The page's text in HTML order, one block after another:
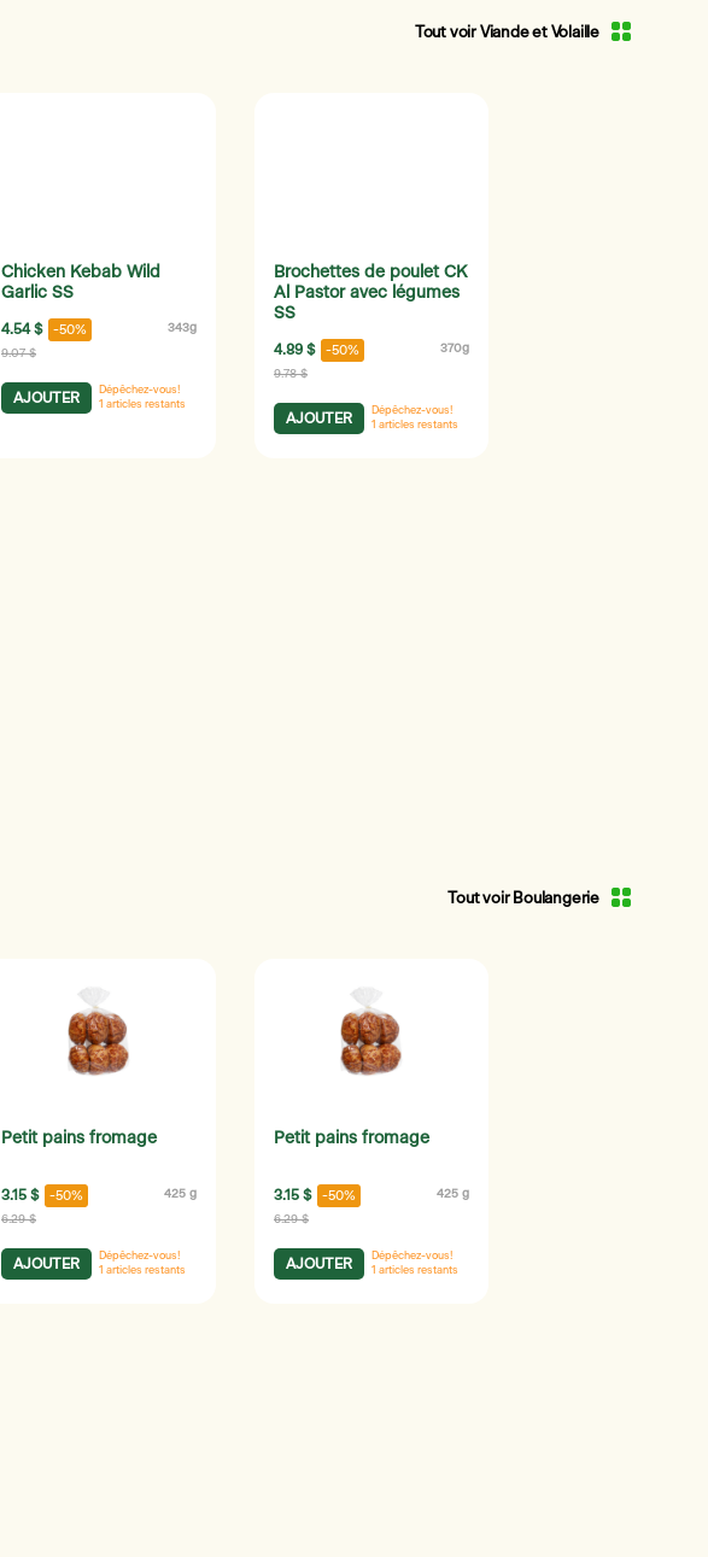
Tout voir Viande et Volaille
Chicken Kebab Wild
Garlic SS
4.54 $ -50% 343g
9.07 $
AJOUTER
Dépêchez-vous!
1 articles restants
Brochettes de poulet CK
Al Pastor avec légumes
SS
4.89 $ -50% 370g
9.78 $
AJOUTER
Dépêchez-vous!
1 articles restants
Tout voir Boulangerie
Petit pains fromage
3.15 $ -50% 425 g
6.29 $
AJOUTER
Dépêchez-vous!
1 articles restants
Petit pains fromage
3.15 $ -50% 425 g
6.29 $
AJOUTER
Dépêchez-vous!
1 articles restants